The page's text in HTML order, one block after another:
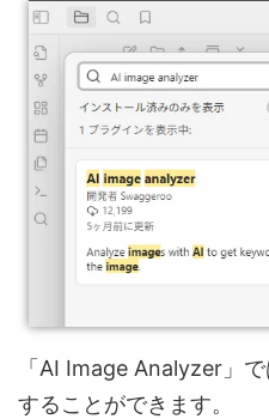
「AI Image Analyzer」
することができます。